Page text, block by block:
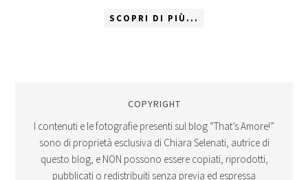
SCOPRI DI PIÙ...
COPYRIGHT
I contenuti e le fotografie presenti sul blog “That’s Amore!”
sono di proprietà esclusiva di Chiara Selenati, autrice di
questo blog, e NON possono essere copiati, riprodotti,
pubblicati o redistribuiti senza previa ed espressa